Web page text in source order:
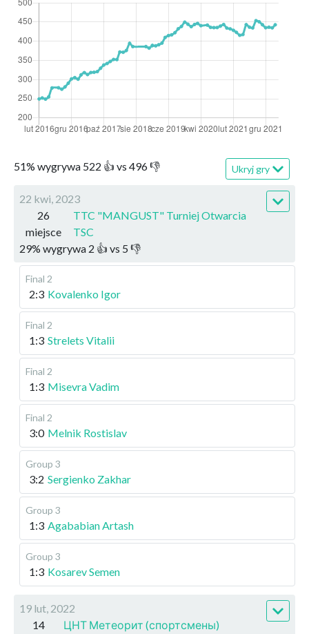
51% wygrywa 522 👍 vs 496👎 Ukryj gry
22 kwi, 2023
26
miejsce
TTC "MANGUST" Turniej Otwarcia
TSC
29% wygrywa 2 👍 vs 5 👎
Final 2
2:3 Kovalenko Igor
Final 2
1:3 Strelets Vitalii
Final 2
1:3 Misevra Vadim
Final 2
3:0 Melnik Rostislav
Group 3
3:2 Sergienko Zakhar
Group 3
1:3 Agababian Artash
Group 3
1:3 Kosarev Semen
19 lut, 2022
14
ЦНТ Метеорит (спортсмены)